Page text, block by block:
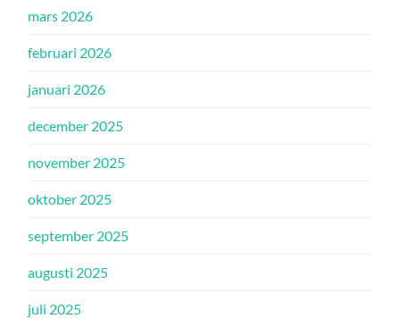
mars 2026
februari 2026
januari 2026
december 2025
november 2025
oktober 2025
september 2025
augusti 2025
juli 2025